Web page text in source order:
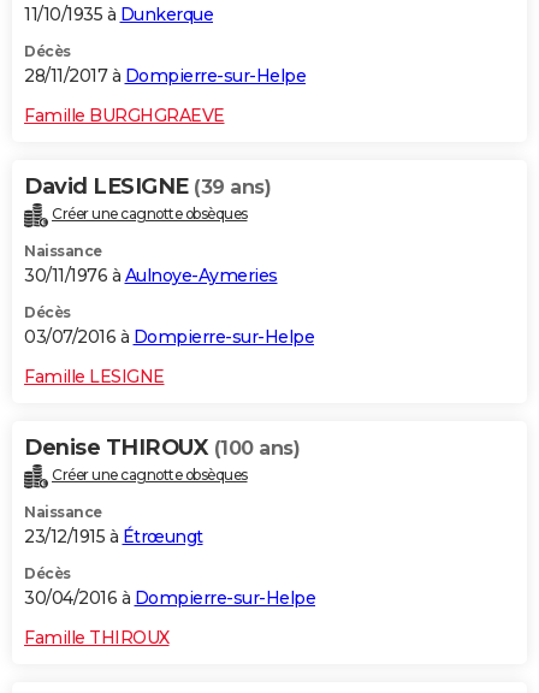
11/10/1935 à Dunkerque
Décès
28/11/2017 à Dompierre-sur-Helpe
Famille BURGHGRAEVE
David LESIGNE (39 ans)
Créer une cagnotte obsèques
Naissance
30/11/1976 à Aulnoye-Aymeries
Décès
03/07/2016 à Dompierre-sur-Helpe
Famille LESIGNE
Denise THIROUX (100 ans)
Créer une cagnotte obsèques
Naissance
23/12/1915 à Étrœungt
Décès
30/04/2016 à Dompierre-sur-Helpe
Famille THIROUX